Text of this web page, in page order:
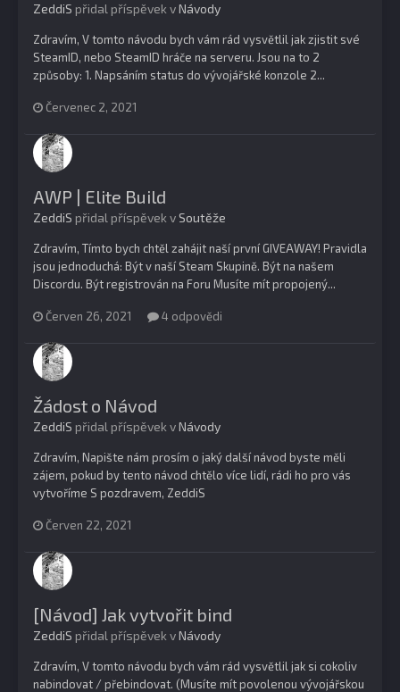
ZeddiS přidal příspěvek vNávody
Zdravím, V tomto návodu bych vám rád vysvětlil jak zjistit své
SteamID, nebo SteamID hráče na serveru. Jsou na to 2
způsoby: 1. Napsáním status do vývojářské konzole 2...
Červenec 2, 2021
AWP | Elite Build
ZeddiS přidal příspěvek vSoutěže
Zdravím, Tímto bych chtěl zahájit naší první GIVEAWAY! Pravidla
jsou jednoduchá: Být v naší Steam Skupině. Být na našem
Discordu. Být registrován na Foru Musíte mít propojený...
Červen 26, 2021 4 odpovědi
Žádost o Návod
ZeddiS přidal příspěvek vNávody
Zdravím, Napište nám prosím o jaký další návod byste měli
zájem, pokud by tento návod chtělo více lidí, rádi ho pro vás
vytvoříme S pozdravem, ZeddiS
Červen 22, 2021
[Návod] Jak vytvořit bind
ZeddiS přidal příspěvek vNávody
Zdravím, V tomto návodu bych vám rád vysvětlil jak si cokoliv
nabindovat / přebindovat. (Musíte mít povolenou vývojářskou